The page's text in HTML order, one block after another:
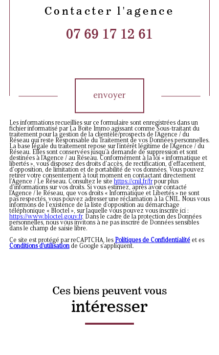
Contacter l'agence
07 69 17 12 61
envoyer
Les informations recueillies sur ce formulaire sont enregistrées dans un
fichier informatisé par La Boite Immo agissant comme Sous-traitant du
traitement pour la gestion de la clientèle/prospects de l'Agence / du
Réseau qui reste Responsable du Traitement de vos Données personnelles.
La base légale du traitement repose sur l'intérêt légitime de l'Agence / du
Réseau. Elles sont conservées jusqu'à demande de suppression et sont
destinées à l'Agence / au Réseau. Conformément à la loi « informatique et
libertés », vous disposez des droits d’accès, de rectification, d’effacement,
d’opposition, de limitation et de portabilité de vos données. Vous pouvez
retirer votre consentement à tout moment en contactant directement
l’Agence / Le Réseau. Consultez le site https://cnil.fr/frpour plus
d’informations sur vos droits. Si vous estimez, après avoir contacté
l'Agence / le Réseau, que vos droits « Informatique et Libertés » ne sont
pas respectés, vous pouvez adresser une réclamation à la CNIL. Nous vous
informons de l’existence de la liste d'opposition au démarchage
téléphonique « Bloctel », sur laquelle vous pouvez vous inscrire ici :
https://www.bloctel.gouv.fr. Dans le cadre de la protection des Données
personnelles, nous vous invitons à ne pas inscrire de Données sensibles
dans le champ de saisie libre.
Ce site est protégé par reCAPTCHA, les Politiques de Confidentialité et es
Conditions d'utilisationde Google s'appliquent.
Ces biens peuvent vous
intéresser